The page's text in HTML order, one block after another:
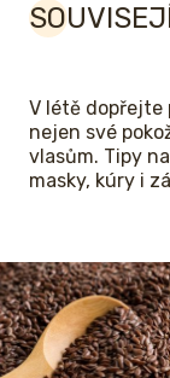
V létě dopřejte
nejen své
vlasům. Tipy
masky, kúry i